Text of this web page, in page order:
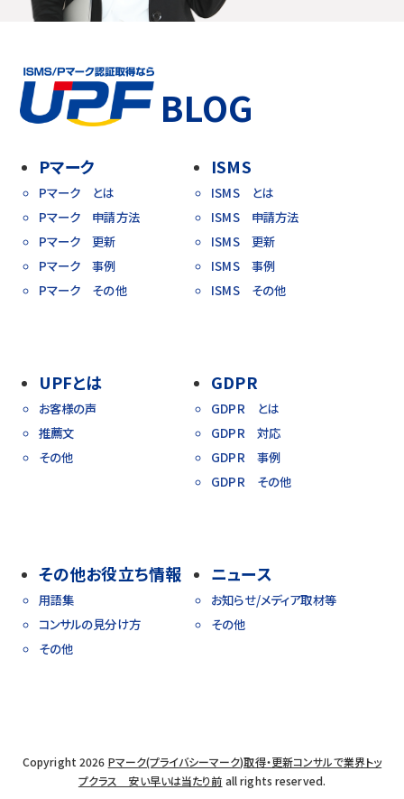
BLOG
Pマーク
Pマーク とは
Pマーク 申請方法
Pマーク 更新
Pマーク 事例
Pマーク その他
ISMS
ISMS とは
ISMS 申請方法
ISMS 更新
ISMS 事例
ISMS その他
UPFとは
お客様の声
推薦文
その他
GDPR
GDPR とは
GDPR 対応
GDPR 事例
GDPR その他
その他お役立ち情報
用語集
コンサルの見分け方
その他
ニュース
お知らせ/メディア取材等
その他
Copyright 2026 Pマーク(プライバシーマーク)取得・更新コンサルで業界トッ
プクラス 安い早いは当たり前 all rights reserved.